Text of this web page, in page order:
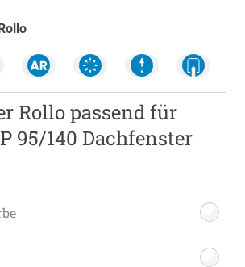
Rollo passend für
95/140 Dachfenster